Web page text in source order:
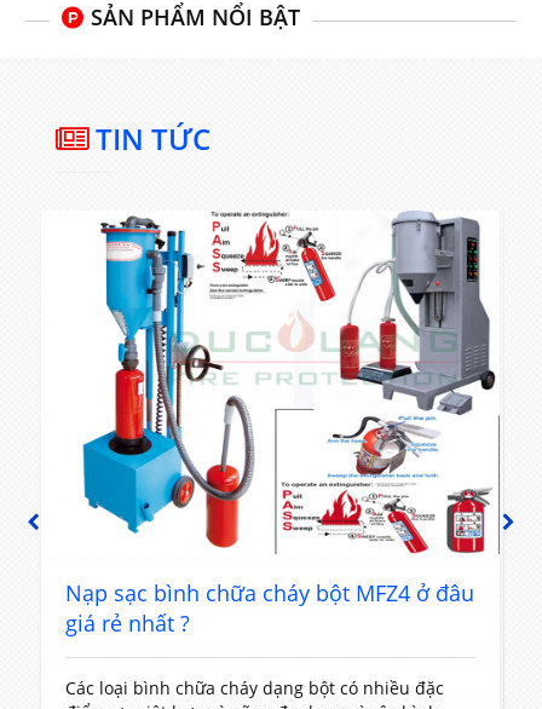
SẢN PHẨM NỔI BẬT
TIN TỨC
PREVIOUS
Nạp sạc bình chữa cháy bột MFZ4 ở đâu
giá rẻ nhất ?
Các loại bình chữa cháy dạng bột có nhiều đặc
NEXT